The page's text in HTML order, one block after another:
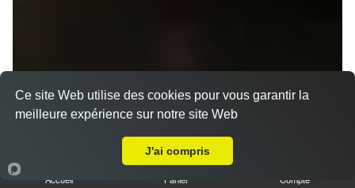
Accueil Panier Compte
Ce site Web utilise des cookies pour vous garantir la
meilleure expérience sur notre site Web
J'ai compris